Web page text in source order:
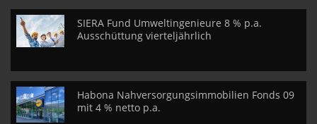
SIERA Fund Umweltingenieure 8 % p.a.
Ausschüttung vierteljährlich
Habona Nahversorgungsimmobilien Fonds 09
mit 4 % netto p.a.